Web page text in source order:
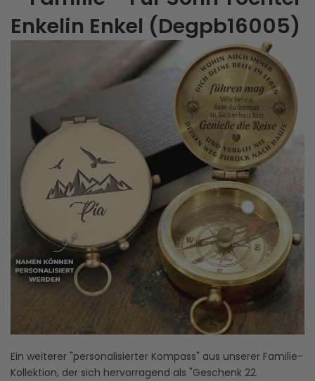
Enkelin Enkel (Degpb16005)
Ein weiterer "personalisierter Kompass" aus unserer Familie-
Kollektion, der sich hervorragend als "Geschenk 22.